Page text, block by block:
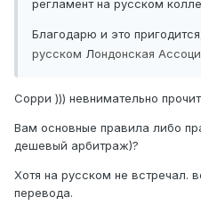
регламент на русском
Благодарю и это
русском Лондонская
Сорри ))) невнимательно
Вам основные правила либо
дешевый арбитраж)?
Хотя на русском не встречал.
перевода.